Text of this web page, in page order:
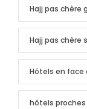
Hajj pas chère
Hajj pas chère
Hôtels en face
hôtels